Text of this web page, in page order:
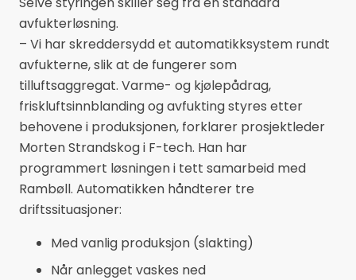
avfukterløsning.
– Vi har skreddersydd et automatikksystem rundt
avfukterne, slik at de fungerer som
tilluftsaggregat. Varme- og kjølepådrag,
friskluftsinnblanding og avfukting styres etter
behovene i produksjonen, forklarer prosjektleder
Morten Strandskog i F-tech. Han har
programmert løsningen i tett samarbeid med
Rambøll. Automatikken håndterer tre
driftssituasjoner:
Med vanlig produksjon (slakting)
Når anlegget vaskes ned